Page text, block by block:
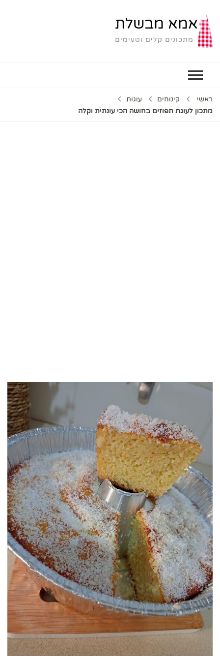
אמא מבשלת
מתכונים קלים וטעימים
ראשי קינוחים
עוגות
מתכון לעוגת תפוזים בחושה הכי עונתית וקלה